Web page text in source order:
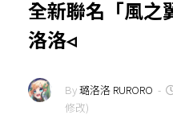
全新聯名「風之
洛洛◃
By璐洛洛 RURORO -
修改)